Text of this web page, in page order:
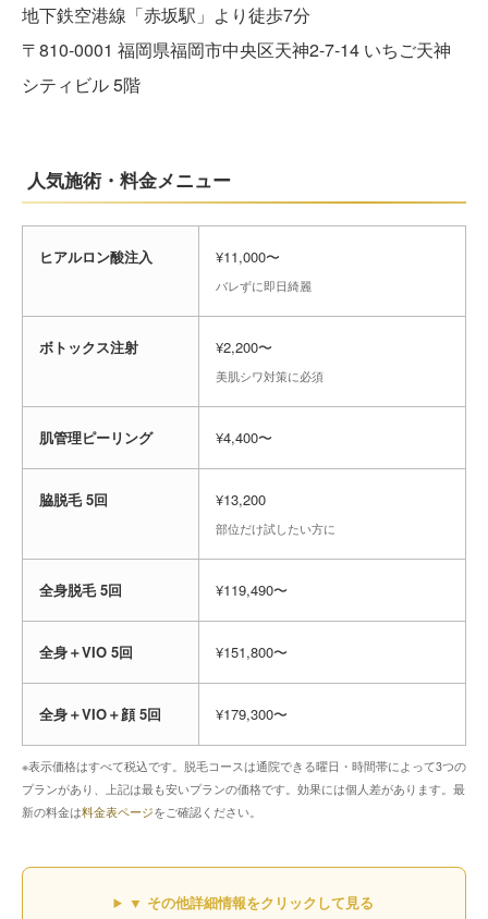
地下鉄空港線「赤坂駅」より徒歩7分
〒810-0001 福岡県福岡市中央区天神2-7-14 いちご天神
シティビル 5階
人気施術・料金メニュー
ヒアルロン酸注入 ¥11,000〜
バレずに即日綺麗
ボトックス注射 ¥2,200〜
美肌シワ対策に必須
肌管理ピーリング ¥4,400〜
脇脱毛 5回 ¥13,200
部位だけ試したい方に
全身脱毛 5回 ¥119,490〜
全身＋VIO 5回 ¥151,800〜
全身＋VIO＋顔 5回 ¥179,300〜
※表示価格はすべて税込です。脱毛コースは通院できる曜日・時間帯によって3つの
プランがあり、上記は最も安いプランの価格です。効果には個人差があります。最
新の料金は料金表ページをご確認ください。
▼ その他詳細情報をクリックして見る